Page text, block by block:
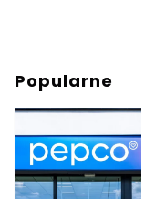
Popularne